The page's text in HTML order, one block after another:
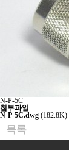
N-P-5C
첨부파일
N-P-5C.dwg (182.8K)
목록